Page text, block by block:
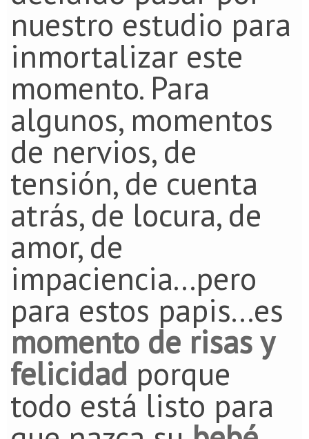
nuestro estudio para
inmortalizar este
momento. Para
algunos, momentos
de nervios, de
tensión, de cuenta
atrás, de locura, de
amor, de
impaciencia...pero
para estos papis...es
momento de risas y
felicidad porque
todo está listo para